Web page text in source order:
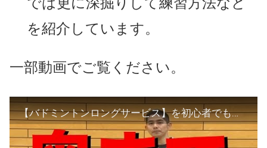
を紹介しています。
一部動画でご覧ください。
【バドミントンロングサービス】を初心者でもシングルスで奥まで飛ばす打ち方とコツ